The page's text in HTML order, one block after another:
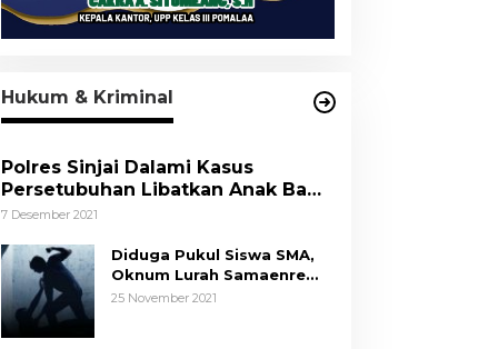
Hukum & Kriminal
Polres Sinjai Dalami Kasus
Persetubuhan Libatkan Anak Bawa
Umur
7 Desember 2021
Diduga Pukul Siswa SMA,
Oknum Lurah Samaenre
Sinjai Dilaporkan ke Polisi
25 November 2021